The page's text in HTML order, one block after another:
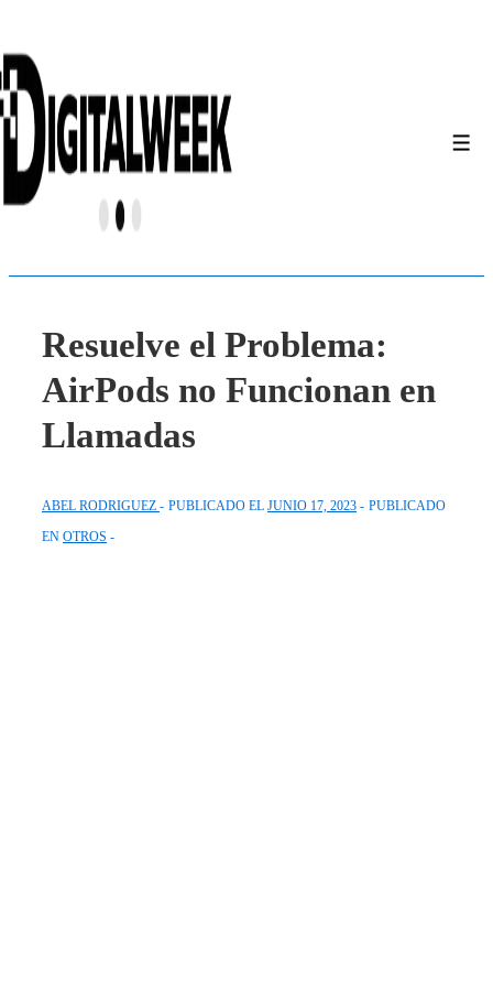
Saltar
al
contenido
principal
Resuelve el Problema:
AirPods no Funcionan en
Llamadas
ABEL RODRIGUEZ PUBLICADO EL JUNIO 17, 2023
PUBLICADO
EN OTROS